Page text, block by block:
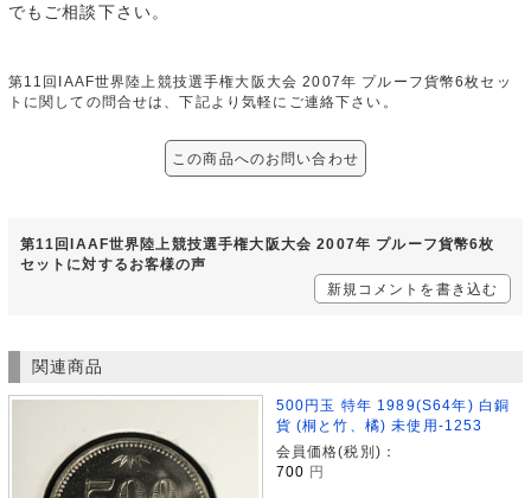
でもご相談下さい。
第11回IAAF世界陸上競技選手権大阪大会 2007年 プルーフ貨幣6枚セッ
トに関しての問合せは、下記より気軽にご連絡下さい。
この商品へのお問い合わせ
第11回IAAF世界陸上競技選手権大阪大会 2007年 プルーフ貨幣6枚
セットに対するお客様の声
新規コメントを書き込む
関連商品
500円玉 特年 1989(S64年) 白銅
貨 (桐と竹、橘) 未使用-1253
会員価格(税別)：
700 円